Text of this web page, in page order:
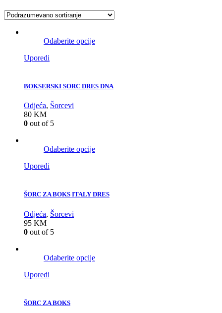
Odaberite opcije
Uporedi
BOKSERSKI SORC DRES DNA
Odjeća, Šorcevi
80 KM
0 out of 5
Odaberite opcije
Uporedi
ŠORC ZA BOKS ITALY DRES
Odjeća, Šorcevi
95 KM
0 out of 5
Odaberite opcije
Uporedi
ŠORC ZA BOKS